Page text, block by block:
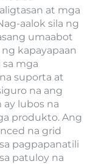
at mga
aalok sila ng
umaabot
kapayapaan
sa mga
suporta at
na ang
lubos na
produkto. Ang
na grid
pagpapanatili
patuloy na